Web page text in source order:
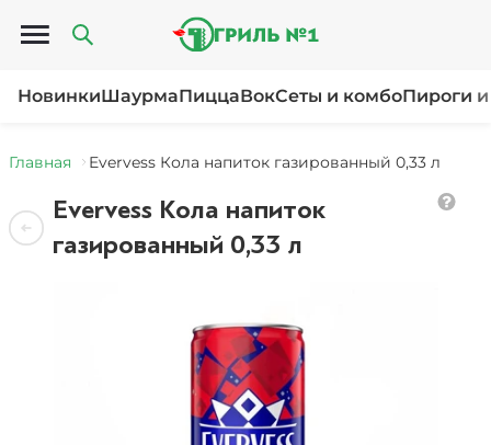
Открыть меню
НовинкиШаурмаПиццаВокСеты и комбоПироги
Главная Evervess Кола напиток газированный 0,33 л
Evervess Кола напиток
газированный 0,33 л